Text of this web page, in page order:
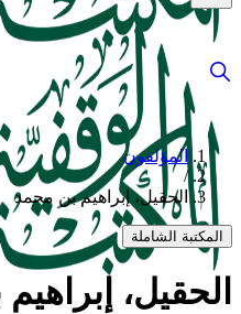
المؤلفون
/
الحقيل، إبراهيم بن محمد
المكتبة الشاملة
الحقيل،